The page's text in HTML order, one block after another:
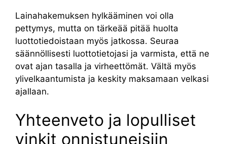
Lainahakemuksen hylkääminen voi olla
pettymys, mutta on tärkeää pitää huolta
luottotiedoistaan myös jatkossa. Seuraa
säännöllisesti luottotietojasi ja varmista, että ne
ovat ajan tasalla ja virheettömät. Vältä myös
ylivelkaantumista ja keskity maksamaan velkasi
ajallaan.
Yhteenveto ja lopulliset
vinkit onnistuneisiin